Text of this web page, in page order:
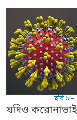
ছবি ১
যদিও